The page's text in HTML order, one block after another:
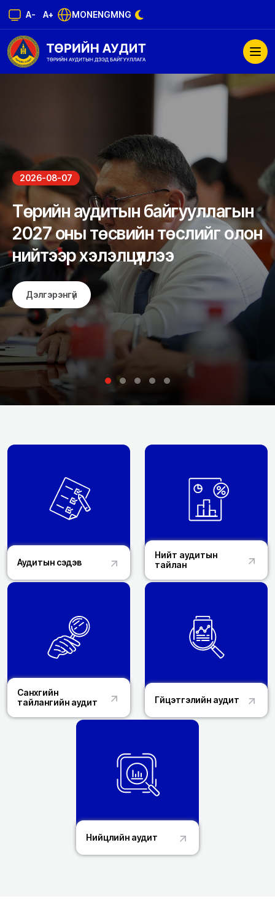
A- A+ MONENGMNG
2026-08-07
Төрийн аудитын байгууллагын
2027 оны төсвийн төслийг олон
нийтээр хэлэлцүүллээ
Дэлгэрэнгүй
Аудитын сэдэв
Нийт аудитын
тайлан
Санхүүгийн
тайлангийн аудит
Гүйцэтгэлийн аудит
Нийцлийн аудит